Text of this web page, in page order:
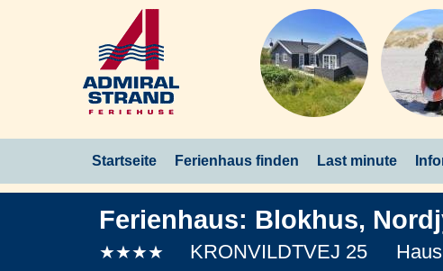
Startseite Ferienhaus finden Last minute
Ferienhaus: Blokhus,
★★★★ KRONVILDTVEJ 25